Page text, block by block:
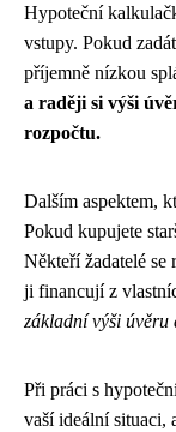
Hypoteční
vstupy. Pokud
příjemně nízkou
a raději si výši
rozpočtu.
Dalším aspektem,
Pokud kupujete
Někteří žadatelé
ji financují z
základní výši úvěru
Při práci s
vaší ideální situaci,